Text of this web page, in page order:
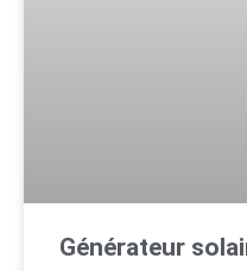
Générateur